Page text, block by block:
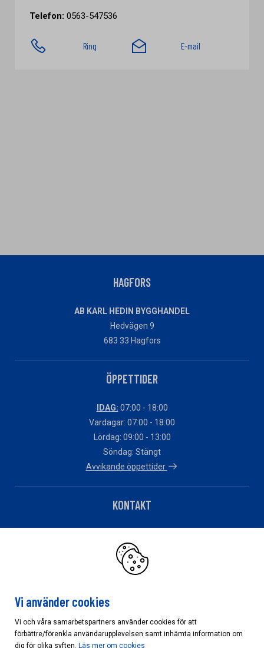
Telefon: 0563-547536
Ring E-mail
HAGFORS
AB KARL HEDIN BYGGHANDEL
Hedvägen 9
683 33 Hagfors
ÖPPETTIDER
IDAG: 07:00 - 18:00
Vardagar: 07:00 - 18:00
Lördag: 09:00 - 13:00
Söndag: Stängt
Avvikande öppettider
KONTAKT
Har du fakturafrågor?
Klicka här
Cookieinställningar
Vi använder cookies
Vi och våra samarbetspartners använder cookies för att
förbättre/förenkla användarupplevelsen samt inhämta information om
dig för olika syften. Läs mer om cookies